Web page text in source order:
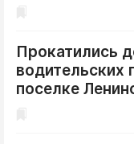
Прокатились
водительских
поселке